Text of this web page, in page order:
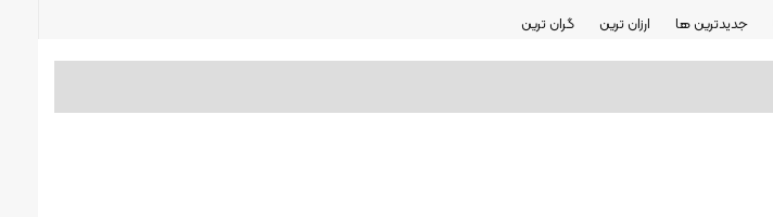
جدیدترین ها ارزان ترین گران ترین